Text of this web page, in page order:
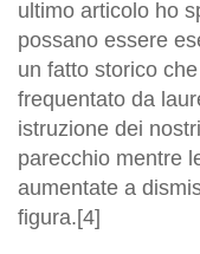
ultimo articolo ho
possano essere
un fatto storico
frequentato da
istruzione dei
parecchio mentre
aumentate a
figura.[4]